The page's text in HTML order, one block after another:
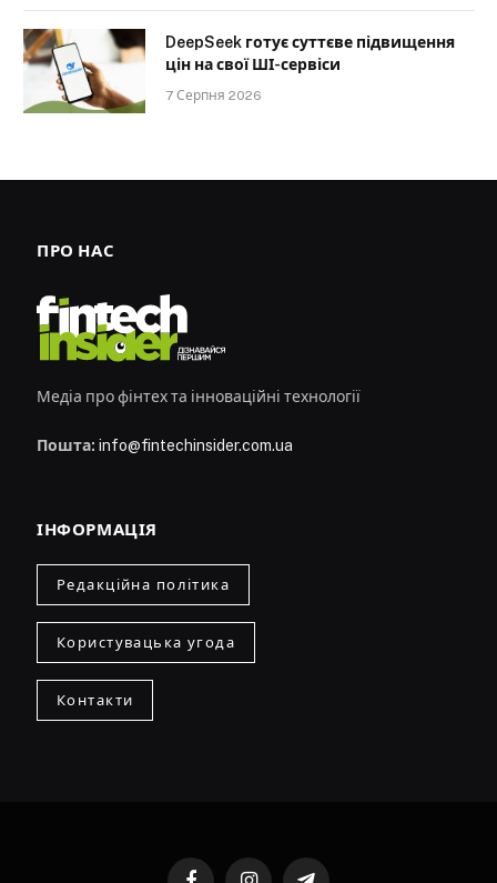
DeepSeek готує суттєве підвищення
цін на свої ШІ-сервіси
7 Серпня 2026
ПРО НАС
Медіа про фінтех та інноваційні технології
Пошта: info@fintechinsider.com.ua
ІНФОРМАЦІЯ
Редакційна політика
Користувацька угода
Контакти